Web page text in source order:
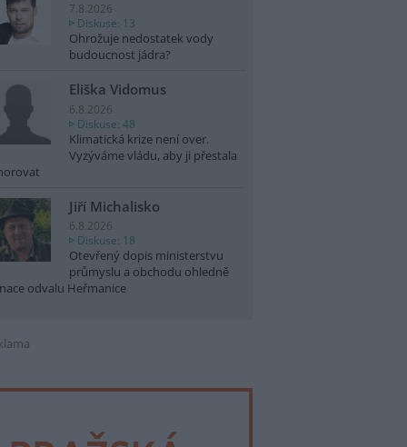
7.8.2026
Diskuse: 13
Ohrožuje nedostatek vody
budoucnost jádra?
Eliška Vidomus
6.8.2026
Diskuse: 48
Klimatická krize není over.
Vyzýváme vládu, aby ji přestala
Jiří Michalisko
6.8.2026
Diskuse: 18
Otevřený dopis ministerstvu
průmyslu a obchodu ohledně
odvalu Heřmanice